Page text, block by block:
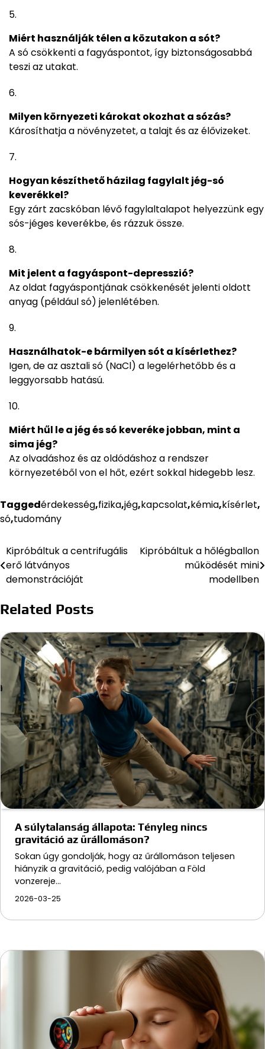
Miért használják télen a közutakon a sót?
A só csökkenti a fagyáspontot, így biztonságosabbá
teszi az utakat.
Milyen környezeti károkat okozhat a sózás?
Károsíthatja a növényzetet, a talajt és az élővizeket.
Hogyan készíthető házilag fagylalt jég-só
keverékkel?
Egy zárt zacskóban lévő fagylaltalapot helyezzünk egy
sós-jéges keverékbe, és rázzuk össze.
Mit jelent a fagyáspont-depresszió?
Az oldat fagyáspontjának csökkenését jelenti oldott
anyag (például só) jelenlétében.
Használhatok-e bármilyen sót a kísérlethez?
Igen, de az asztali só (NaCl) a legelérhetőbb és a
leggyorsabb hatású.
Miért hűl le a jég és só keveréke jobban, mint a
sima jég?
Az olvadáshoz és az oldódáshoz a rendszer
környezetéből von el hőt, ezért sokkal hidegebb lesz.
Taggedérdekesség,fizika,jég,kapcsolat,kémia,kísérlet,
só,tudomány
Bejegyzés
navigáció
Kipróbáltuk a centrifugális
erő látványos
demonstrációját
Kipróbáltuk a hőlégballon
működését mini
modellben
Related Posts
A súlytalanság állapota: Tényleg nincs
gravitáció az űrállomáson?
Sokan úgy gondolják, hogy az űrállomáson teljesen
hiányzik a gravitáció, pedig valójában a Föld
vonzereje…
2026-03-25